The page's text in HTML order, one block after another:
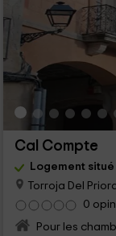
Cal Compte
Logement
Torroja Del
0
Pour les